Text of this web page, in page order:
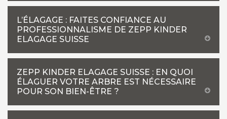
L’ÉLAGAGE : FAITES CONFIANCE AU
PROFESSIONNALISME DE ZEPP KINDER
ELAGAGE SUISSE
ZEPP KINDER ELAGAGE SUISSE : EN QUOI
ÉLAGUER VOTRE ARBRE EST NÉCESSAIRE
POUR SON BIEN-ÊTRE ?